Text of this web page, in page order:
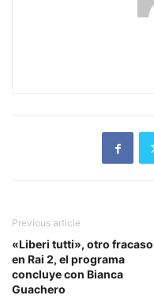
Previous article
«Liberi tutti», otro
en Rai 2, el programa
concluye con Bianca
Guachero